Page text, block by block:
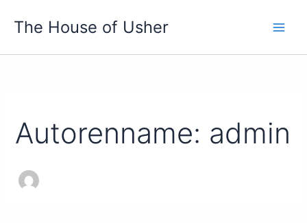
InhaltThe House of Usher
Autorenname: admin